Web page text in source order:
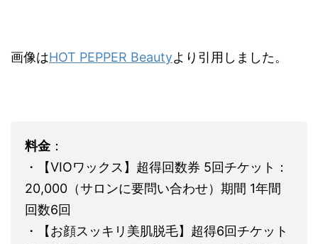
画像はHOT PEPPER Beautyより引用しました。
料金：
・【VIOワックス】超得回数券 5回チケット：
20,000（サロンに要問い合わせ）期間 1年間
回数6回
・【お顔スッキリ美肌脱毛】超得6回チケット